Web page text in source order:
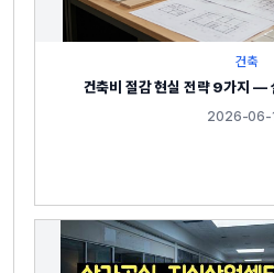
건축
건축비 절감 현실 전략 9가지 —
2026-06-